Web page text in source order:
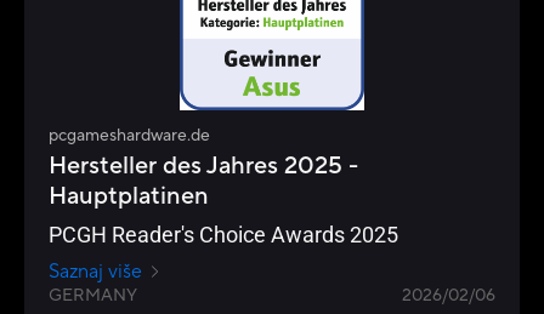
pcgameshardware.de
Hersteller des Jahres 2025 -
Hauptplatinen
PCGH Reader's Choice Awards 2025
Saznaj više
GERMANY 2026/02/06